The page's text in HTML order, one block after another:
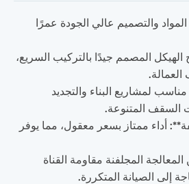
والتصميم عالي الجودة عمرًا
المصمم جيدًا بالتركيب السريع،
لمشاريع البناء والتجديد
السقف المتنوعة.
أداء ممتاز بسعر معقول، مما يوفر
المجلفنة مقاومة القناة
إلى الصيانة المتكررة.